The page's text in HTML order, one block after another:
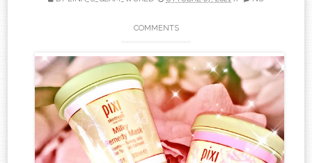
COMMENTS